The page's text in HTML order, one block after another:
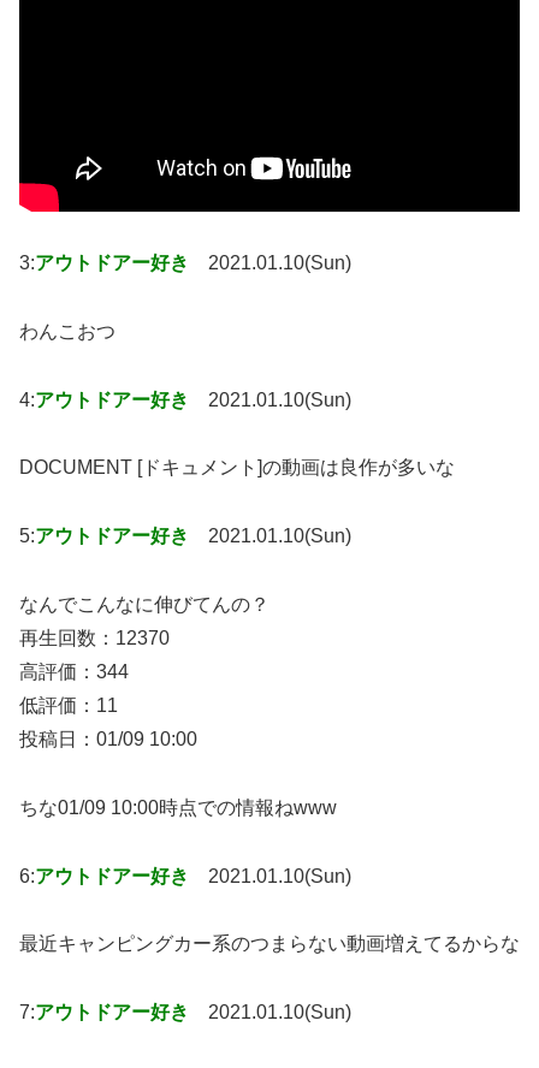
3:アウトドアー好き 2021.01.10(Sun)
わんこおつ
4:アウトドアー好き 2021.01.10(Sun)
DOCUMENT [ドキュメント]の動画は良作が多いな
5:アウトドアー好き 2021.01.10(Sun)
なんでこんなに伸びてんの？
再生回数：12370
高評価：344
低評価：11
投稿日：01/09 10:00
ちな01/09 10:00時点での情報ねwww
6:アウトドアー好き 2021.01.10(Sun)
最近キャンピングカー系のつまらない動画増えてるからな
7:アウトドアー好き 2021.01.10(Sun)